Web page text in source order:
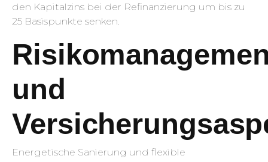
den Kapitalzins bei der Refinanzierung um bis zu
25 Basispunkte senken.
und
Energetische Sanierung und flexible